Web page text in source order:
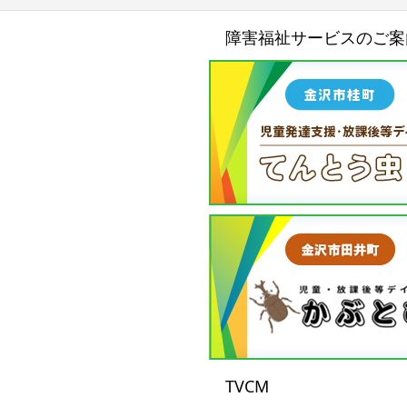
障害福祉サービスのご
TVCM